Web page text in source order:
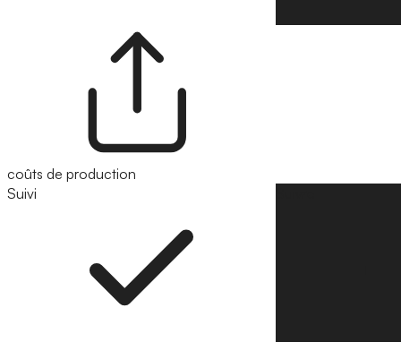
coûts de production
Suivi